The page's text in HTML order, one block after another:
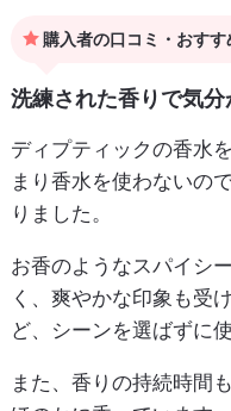
購入者の口コミ・おすす
洗練された香りで気分
ディプティックの香水
まり香水を使わないの
りました。
お香のようなスパイシ
く、爽やかな印象も受
ど、シーンを選ばずに
また、香りの持続時間